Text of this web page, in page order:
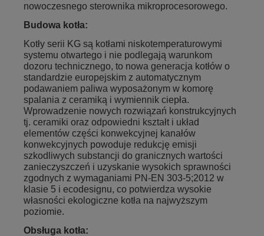
nowoczesnego sterownika mikroprocesorowego.
Budowa kotła:
Kotły serii KG są kotłami niskotemperaturowymi
systemu otwartego i nie podlegają warunkom
dozoru technicznego, to nowa generacja kotłów o
standardzie europejskim z automatycznym
podawaniem paliwa wyposażonym w komorę
spalania z ceramiką i wymiennik ciepła.
Wprowadzenie nowych rozwiązań konstrukcyjnych
tj. ceramiki oraz odpowiedni kształt i układ
elementów części konwekcyjnej kanałów
konwekcyjnych powoduje redukcję emisji
szkodliwych substancji do granicznych wartości
zanieczyszczeń i uzyskanie wysokich sprawności
zgodnych z wymaganiami PN-EN 303-5;2012 w
klasie 5 i ecodesignu, co potwierdza wysokie
własności ekologiczne kotła na najwyższym
poziomie.
Obsługa kotła: